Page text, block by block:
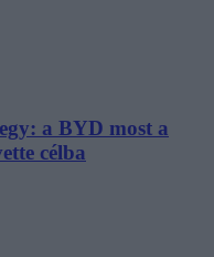
a BYD most a
célba